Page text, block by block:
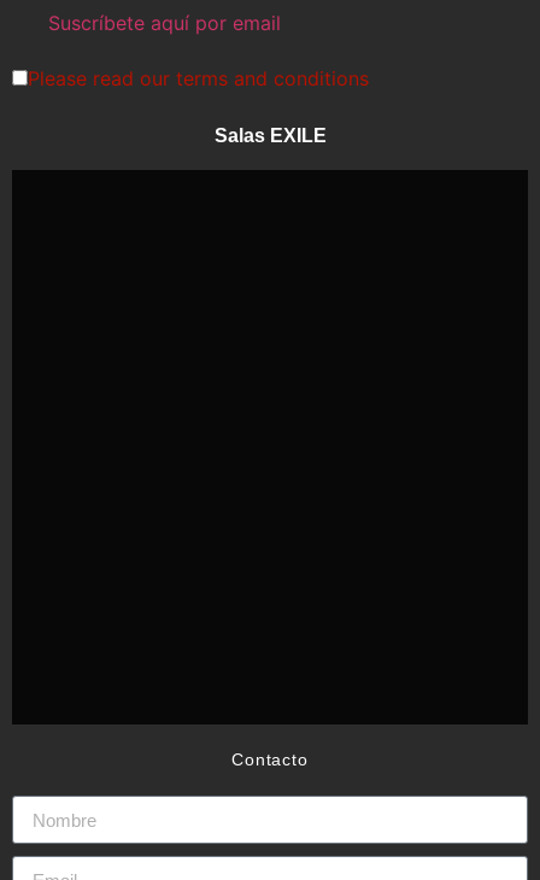
Please read our terms and conditions
Salas EXILE
Contacto